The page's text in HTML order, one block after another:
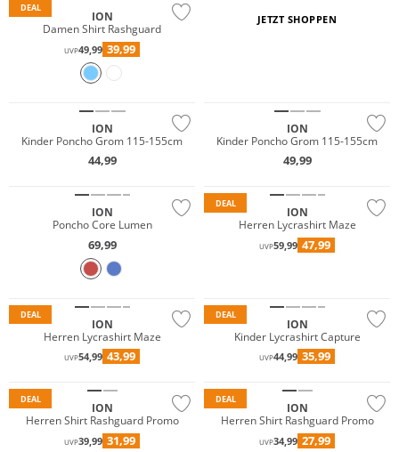
DEAL
ION
Damen Shirt Rashguard
UVP49,99 39,99
JETZT SHOPPEN
ION
Kinder Poncho Grom 115-155cm
44,99
ION
Kinder Poncho Grom 115-155cm
49,99
ION
Poncho Core Lumen
69,99
DEAL
Must have
ION
Herren Lycrashirt Maze
UVP59,99 47,99
DEAL
ION
Herren Lycrashirt Maze
UVP54,99 43,99
DEAL
ION
Kinder Lycrashirt Capture
UVP44,99 35,99
DEAL
ION
Herren Shirt Rashguard Promo
UVP39,99 31,99
DEAL
ION
Herren Shirt Rashguard Promo
UVP34,99 27,99